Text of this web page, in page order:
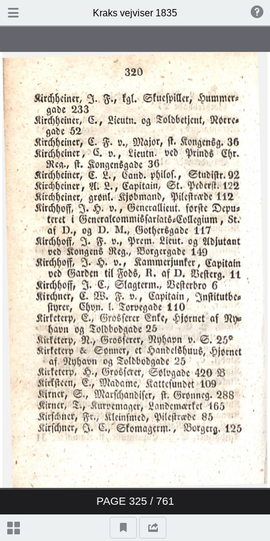
Kraks vejviser 1835
PAGE 325/ 761
TABLE OF CONTENTS
‎D:\Kraks vejvisere\Kraks Vejviser
1835\Image00001.tif‎
‎D:\Kraks vejvisere\Kraks Vejviser
1835\Image00002.tif‎
‎D:\Kraks vejvisere\Kraks Vejviser
1835\Image00003.tif‎
‎D:\Kraks vejvisere\Kraks Vejviser
1835\Image00004.tif‎
‎D:\Kraks vejvisere\Kraks Vejviser
1835\Image00005.tif‎
‎D:\Kraks vejvisere\Kraks Vejviser
1835\Image00006.tif‎
‎D:\Kraks vejvisere\Kraks Vejviser
1835\Image00007.tif‎
‎D:\Kraks vejvisere\Kraks Vejviser
1835\Image00008.tif‎
‎D:\Kraks vejvisere\Kraks Vejviser
1835\Image00009.tif‎
‎D:\Kraks vejvisere\Kraks Vejviser